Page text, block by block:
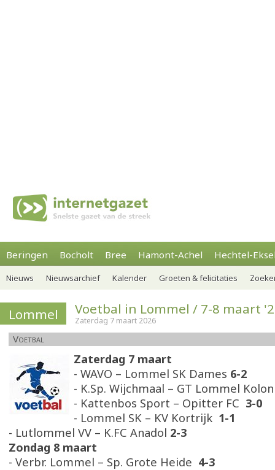
Beringen Bocholt Bree Hamont-Achel Hechtel-
Nieuws Nieuwsarchief Kalender Groeten & felicitaties
Lommel Voetbal in Lommel / 7-8 maart
Zaterdag 7 maart 2026
Voetbal
Zaterdag 7 maart
- WAVO – Lommel SK Dames 6-2
- K.Sp. Wijchmaal – GT Lommel
- Kattenbos Sport – Opitter FC 3-0
- Lommel SK – KV Kortrijk 1-1
- Lutlommel VV – K.FC Anadol 2-3
Zondag 8 maart
- Verbr. Lommel – Sp. Grote Heide 4-3